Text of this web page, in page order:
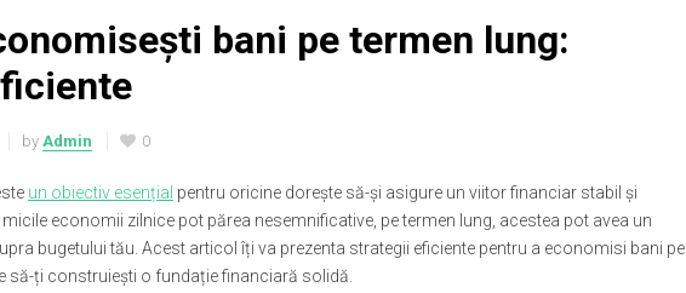
bani pe termen lung:
by Admin 0
un obiectiv esențial pentru oricine dorește să-și asigure un viitor financiar stabil și
economii zilnice pot părea nesemnificative, pe termen lung, acestea pot avea un
bugetului tău. Acest articol îți va prezenta strategii eficiente pentru a economisi bani pe
să-ți construiești o fundație financiară solidă.